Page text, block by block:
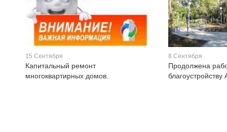
15 Сентября
Капитальный ремонт
многоквартирных домов.
8 Сентября
Продолжена